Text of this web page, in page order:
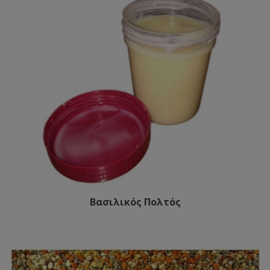
Βασιλικός Πολτός